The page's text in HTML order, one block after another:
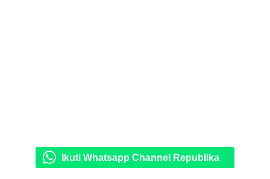
Ikuti Whatsapp Channel Republika